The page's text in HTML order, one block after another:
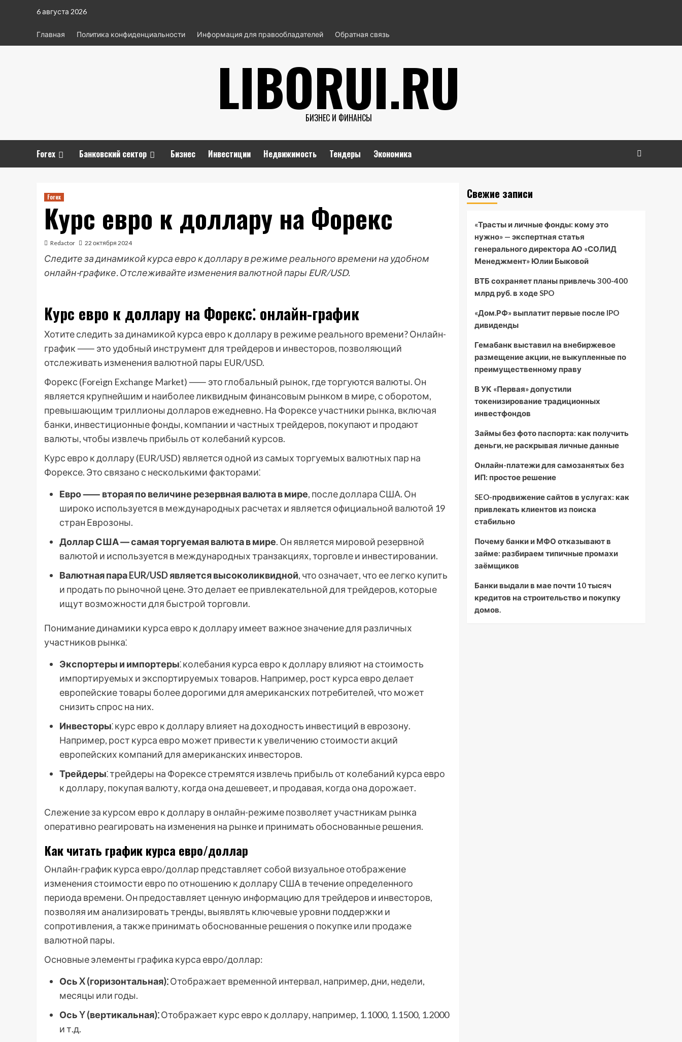
содержимому
6 августа 2026
Главная Политика конфиденциальности Информация для правообладателей Обратная связь
LIBORUI.RU
БИЗНЕС И ФИНАНСЫ
Forex Банковский сектор Бизнес Инвестиции Недвижимость Тендеры Экономика
Forex
Курс евро к доллару на Форекс
Redactor 22 октября 2024
Следите за динамикой курса евро к доллару в режиме реального времени на удобном
онлайн-графике. Отслеживайте изменения валютной пары EUR/USD.
Курс евро к доллару на Форекс⁚ онлайн-график
Хотите следить за динамикой курса евро к доллару в режиме реального времени? Онлайн-
график ⸺ это удобный инструмент для трейдеров и инвесторов, позволяющий
отслеживать изменения валютной пары EUR/USD.
Форекс (Foreign Exchange Market) ⸺ это глобальный рынок, где торгуются валюты. Он
является крупнейшим и наиболее ликвидным финансовым рынком в мире, с оборотом,
превышающим триллионы долларов ежедневно. На Форексе участники рынка, включая
банки, инвестиционные фонды, компании и частных трейдеров, покупают и продают
валюты, чтобы извлечь прибыль от колебаний курсов.
Курс евро к доллару (EUR/USD) является одной из самых торгуемых валютных пар на
Форексе. Это связано с несколькими факторами⁚
Евро ⸺ вторая по величине резервная валюта в мире, после доллара США. Он
широко используется в международных расчетах и является официальной валютой 19
стран Еврозоны.
Доллар США ― самая торгуемая валюта в мире. Он является мировой резервной
валютой и используется в международных транзакциях, торговле и инвестировании.
Валютная пара EUR/USD является высоколиквидной, что означает, что ее легко купить
и продать по рыночной цене. Это делает ее привлекательной для трейдеров, которые
ищут возможности для быстрой торговли.
Понимание динамики курса евро к доллару имеет важное значение для различных
участников рынка⁚
Экспортеры и импортеры⁚ колебания курса евро к доллару влияют на стоимость
импортируемых и экспортируемых товаров. Например, рост курса евро делает
европейские товары более дорогими для американских потребителей, что может
снизить спрос на них.
Инвесторы⁚ курс евро к доллару влияет на доходность инвестиций в еврозону.
Например, рост курса евро может привести к увеличению стоимости акций
европейских компаний для американских инвесторов.
Трейдеры⁚ трейдеры на Форексе стремятся извлечь прибыль от колебаний курса евро
к доллару, покупая валюту, когда она дешевеет, и продавая, когда она дорожает.
Слежение за курсом евро к доллару в онлайн-режиме позволяет участникам рынка
оперативно реагировать на изменения на рынке и принимать обоснованные решения.
Как читать график курса евро/доллар
Онлайн-график курса евро/доллар представляет собой визуальное отображение
изменения стоимости евро по отношению к доллару США в течение определенного
периода времени. Он предоставляет ценную информацию для трейдеров и инвесторов,
позволяя им анализировать тренды, выявлять ключевые уровни поддержки и
сопротивления, а также принимать обоснованные решения о покупке или продаже
валютной пары.
Основные элементы графика курса евро/доллар:
Ось X (горизонтальная)⁚Отображает временной интервал, например, дни, недели,
месяцы или годы.
Ось Y (вертикальная)⁚Отображает курс евро к доллару, например, 1.1000, 1.1500, 1.2000
и т.д.
Свежие записи
«Трасты и личные фонды: кому это
нужно» — экспертная статья
генерального директора АО «СОЛИД
Менеджмент» Юлии Быковой
ВТБ сохраняет планы привлечь 300-400
млрд руб. в ходе SPO
«Дом.РФ» выплатит первые после IPO
дивиденды
Гемабанк выставил на внебиржевое
размещение акции, не выкупленные по
преимущественному праву
В УК «Первая» допустили
токенизирование традиционных
инвестфондов
Займы без фото паспорта: как получить
деньги, не раскрывая личные данные
Онлайн-платежи для самозанятых без
ИП: простое решение
SEO-продвижение сайтов в услугах: как
привлекать клиентов из поиска
стабильно
Почему банки и МФО отказывают в
займе: разбираем типичные промахи
заёмщиков
Банки выдали в мае почти 10 тысяч
кредитов на строительство и покупку
домов.